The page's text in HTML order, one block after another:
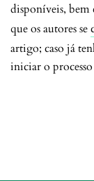
disponíveis, bem
que os autores se
artigo; caso já
iniciar o processo